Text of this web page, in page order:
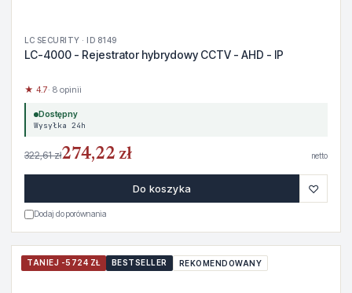
LC SECURITY · ID 8149
LC-4000 - Rejestrator hybrydowy CCTV - AHD - IP
★ 4.7· 8 opinii
Dostępny
Wysyłka 24h
322,61 zł274,22 zł netto
Do koszyka ♡
Dodaj do porównania
TANIEJ -5724 ZŁ BESTSELLER REKOMENDOWANY